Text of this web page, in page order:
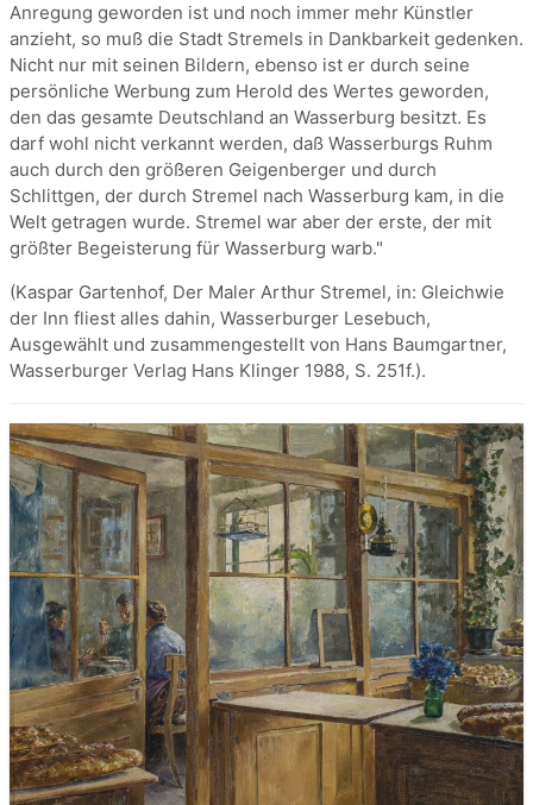
Anregung geworden ist und noch immer mehr Künstler
anzieht, so muß die Stadt Stremels in Dankbarkeit gedenken.
Nicht nur mit seinen Bildern, ebenso ist er durch seine
persönliche Werbung zum Herold des Wertes geworden,
den das gesamte Deutschland an Wasserburg besitzt. Es
darf wohl nicht verkannt werden, daß Wasserburgs Ruhm
auch durch den größeren Geigenberger und durch
Schlittgen, der durch Stremel nach Wasserburg kam, in die
Welt getragen wurde. Stremel war aber der erste, der mit
größter Begeisterung für Wasserburg warb."
(Kaspar Gartenhof, Der Maler Arthur Stremel, in: Gleichwie
der Inn fliest alles dahin, Wasserburger Lesebuch,
Ausgewählt und zusammengestellt von Hans Baumgartner,
Wasserburger Verlag Hans Klinger 1988, S. 251f.).